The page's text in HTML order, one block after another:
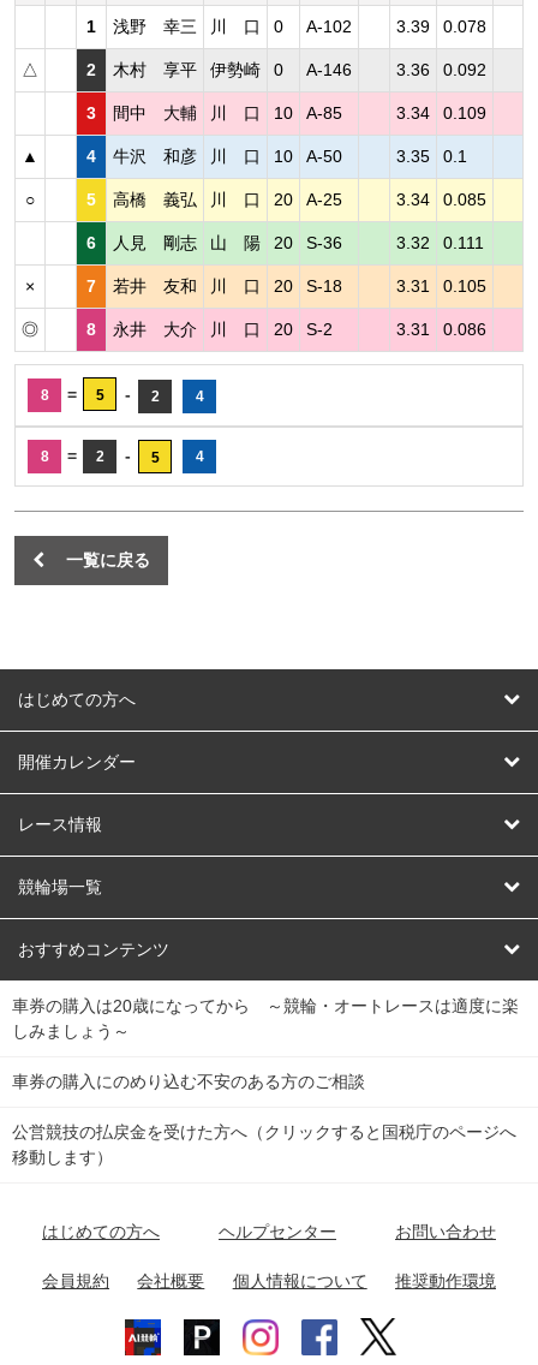
1 浅野 幸三 川 口 0 A-102 3.39 0.078
△ 2 木村 享平 伊勢崎 0 A-146 3.36 0.092
3 間中 大輔 川 口 10 A-85 3.34 0.109
▲ 4 牛沢 和彦 川 口 10 A-50 3.35 0.1
○ 5 高橋 義弘 川 口 20 A-25 3.34 0.085
6 人見 剛志 山 陽 20 S-36 3.32 0.111
× 7 若井 友和 川 口 20 S-18 3.31 0.105
◎ 8 永井 大介 川 口 20 S-2 3.31 0.086
8 = 5 - 2 4
8 = 2 - 5 4
一覧に戻る
はじめての方へ
はじめての方へ
開催カレンダー
競輪
オートレース
競輪くじ
Dokanto!
チャリロトプラザ
レース情報
レース予想
レース結果
キャリーオーバー一覧
競輪場一覧
北日本 函館競輪場
関
東
弥彦競輪場 前橋競輪場 取手競輪場 宇都宮競輪場
関
東
小田原競輪場
名古屋競輪場 岐阜競輪場 大垣競輪場 豊橋競輪場
富山競輪場 松阪競輪場 四日市競輪場
福井競輪場 奈良競輪場 向日町競輪場
おすすめコンテンツ
競輪選手情報
Perfecta Navi
netkeirin
車券の購入は20歳になってから ～競輪・オートレースは適度に楽
しみましょう～
車券の購入にのめり込む不安のある方のご相談
公営競技の払戻金を受けた方へ（クリックすると国税庁のページへ
移動します）
はじめての方へ ヘルプセンター お問い合わせ
会員規約 会社概要 個人情報について 推奨動作環境